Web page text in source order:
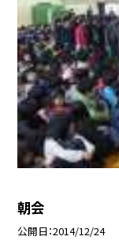
朝会
公開日 2014/12/24